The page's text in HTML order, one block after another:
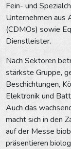
Fein- und
Unternehmen aus
(CDMOs) sowie
Dienstleister.
Nach Sektoren
stärkste Gruppe,
Beschichtungen,
Elektronik und
Auch das
macht sich in den
auf der Messe
präsentieren